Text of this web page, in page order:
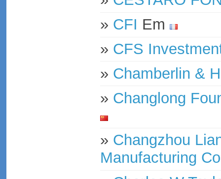
» CFI Em
» CFS
» Chamberlin &
» Changlong
» Changzhou
Manufacturing